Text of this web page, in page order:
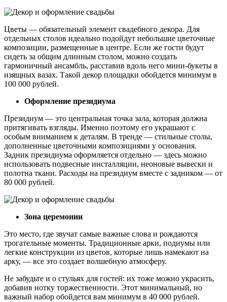
Цветы — обязательный элемент свадебного декора. Для
отдельных столов идеально подойдут небольшие цветочные
композиции, размещенные в центре. Если же гости будут
сидеть за общим длинным столом, можно создать
гармоничный ансамбль, расставив вдоль него мини-букеты в
изящных вазах. Такой декор площадки обойдется минимум в
100 000 рублей.
Оформление президиума
Президиум — это центральная точка зала, которая должна
притягивать взгляды. Именно поэтому его украшают с
особым вниманием к деталям. В тренде — стильные столы,
дополненные цветочными композициями у основания.
Задник президиума оформляется отдельно — здесь можно
использовать подвесные инсталляции, неоновые вывески и
полотна ткани. Расходы на президиум вместе с задником — от
80 000 рублей.
Зона церемонии
Это место, где звучат самые важные слова и рождаются
трогательные моменты. Традиционные арки, подиумы или
легкие конструкции из цветов, которые лишь намекают на
арку, — все это создает волшебную атмосферу.
Не забудьте и о стульях для гостей: их тоже можно украсить,
добавив нотку торжественности. Этот минимальный, но
важный набор обойдется вам минимум в 40 000 рублей.